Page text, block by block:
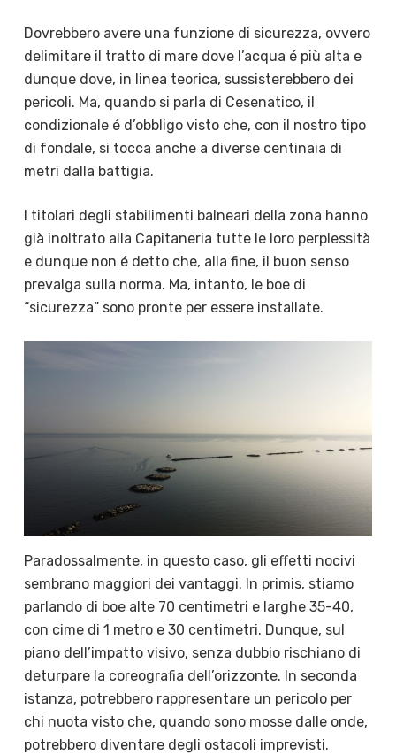
Dovrebbero avere una funzione di sicurezza, ovvero
delimitare il tratto di mare dove l’acqua é più alta e
dunque dove, in linea teorica, sussisterebbero dei
pericoli. Ma, quando si parla di Cesenatico, il
condizionale é d’obbligo visto che, con il nostro tipo
di fondale, si tocca anche a diverse centinaia di
metri dalla battigia.
I titolari degli stabilimenti balneari della zona hanno
già inoltrato alla Capitaneria tutte le loro perplessità
e dunque non é detto che, alla fine, il buon senso
prevalga sulla norma. Ma, intanto, le boe di
“sicurezza” sono pronte per essere installate.
Paradossalmente, in questo caso, gli effetti nocivi
sembrano maggiori dei vantaggi. In primis, stiamo
parlando di boe alte 70 centimetri e larghe 35-40,
con cime di 1 metro e 30 centimetri. Dunque, sul
piano dell’impatto visivo, senza dubbio rischiano di
deturpare la coreografia dell’orizzonte. In seconda
istanza, potrebbero rappresentare un pericolo per
chi nuota visto che, quando sono mosse dalle onde,
potrebbero diventare degli ostacoli imprevisti.